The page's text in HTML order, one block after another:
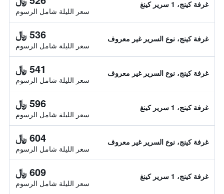
غرفة كينج، 1 سرير كينغ
سعر الليلة شامل الرسوم
غرفة كينج، نوع السرير غير معروف 536 ﷼
سعر الليلة شامل الرسوم
غرفة كينج، نوع السرير غير معروف 541 ﷼
سعر الليلة شامل الرسوم
غرفة كينج، 1 سرير كينغ 596 ﷼
سعر الليلة شامل الرسوم
غرفة كينج، نوع السرير غير معروف 604 ﷼
سعر الليلة شامل الرسوم
غرفة كينج، 1 سرير كينغ 609 ﷼
سعر الليلة شامل الرسوم